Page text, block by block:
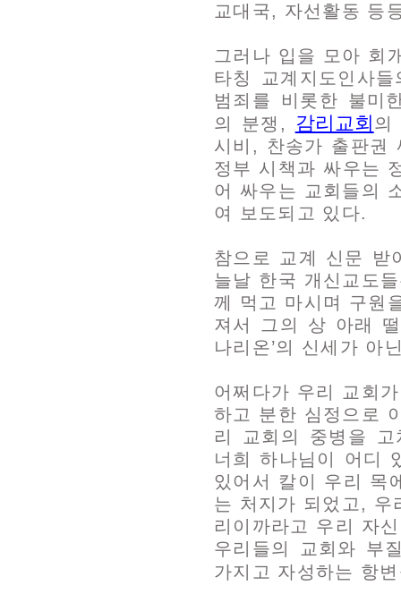
교대국, 자선활동 등
그러나 입을 모아 회
타칭 교계지도인사
범죄를 비롯한 불미
의 분쟁,
감리교회의
시비, 찬송가 출판권
정부 시책과 싸우는
어 싸우는 교회들의
여 보도되고 있다.
참으로 교계 신문 받
늘날 한국 개신교도
께 먹고 마시며 구원
져서 그의 상 아래
나리온’의 신세가 아
어쩌다가 우리 교회
하고 분한 심정으로
리 교회의 중병을
너희 하나님이 어디
있어서 칼이 우리 목
는 처지가 되었고, 우
리이까라고 우리 자
우리들의 교회와 부
가지고 자성하는 항